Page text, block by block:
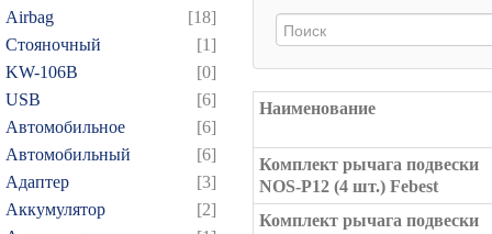
Airbag
[18]
Cтояночный
[1]
KW-106B
[0]
USB
[6]
Автомобильное
[6]
Автомобильный
[6]
Адаптер
[3]
Аккумулятор
[2]
Наименование
Комплект рычага подвески
NOS-P12 (4 шт.) Febest
Комплект рычага подвески